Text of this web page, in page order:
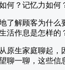
何？记忆力如
了解顾客为什
活作息是怎样的
原生家庭聊起
聊一聊，这些